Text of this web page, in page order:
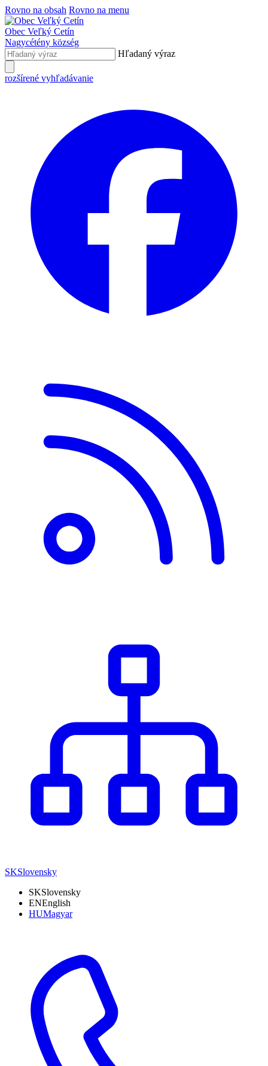
Rovno na obsah Rovno na menu
Obec Veľký Cetín
Nagycétény község
Hľadaný výraz
rozšírené vyhľadávanie
SKSlovensky
SKSlovensky
ENEnglish
HUMagyar